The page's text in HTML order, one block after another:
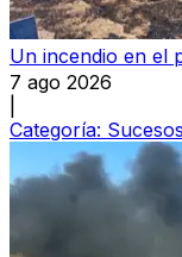
Un incendio en el
7 ago 2026
Categoría: Sucesos